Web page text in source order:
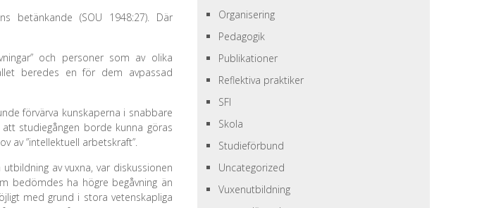
betänkande (SOU 1948:27). Där
och personer som av olika
beredes en för dem avpassad
förvärva kunskaperna i snabbare
studiegången borde kunna göras
av ”intellektuell arbetskraft”.
av vuxna, var diskussionen
bedömdes ha högre begåvning än
med grund i stora vetenskapliga
Organisering
Pedagogik
Publikationer
Reflektiva praktiker
SFI
Skola
Studieförbund
Uncategorized
Vuxenutbildning